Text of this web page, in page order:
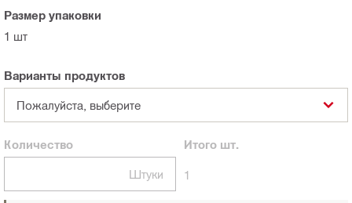
Размер упаковки
1 шт
Варианты продуктов
Пожалуйста, выберите
Количество
Штуки
Итого шт.
1